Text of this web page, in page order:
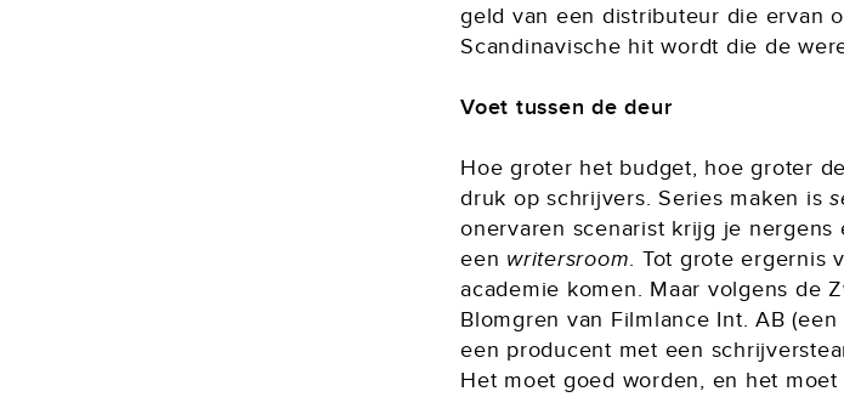
geld van een distributeur die ervan
Scandinavische hit wordt die de
Voet tussen de deur
Hoe groter het budget, hoe groter
druk op schrijvers. Series maken is
onervaren scenarist krijg je nergens
een writersroom. Tot grote ergernis
academie komen. Maar volgens de
Blomgren van Filmlance Int. AB
een producent met een
Het moet goed worden, en het